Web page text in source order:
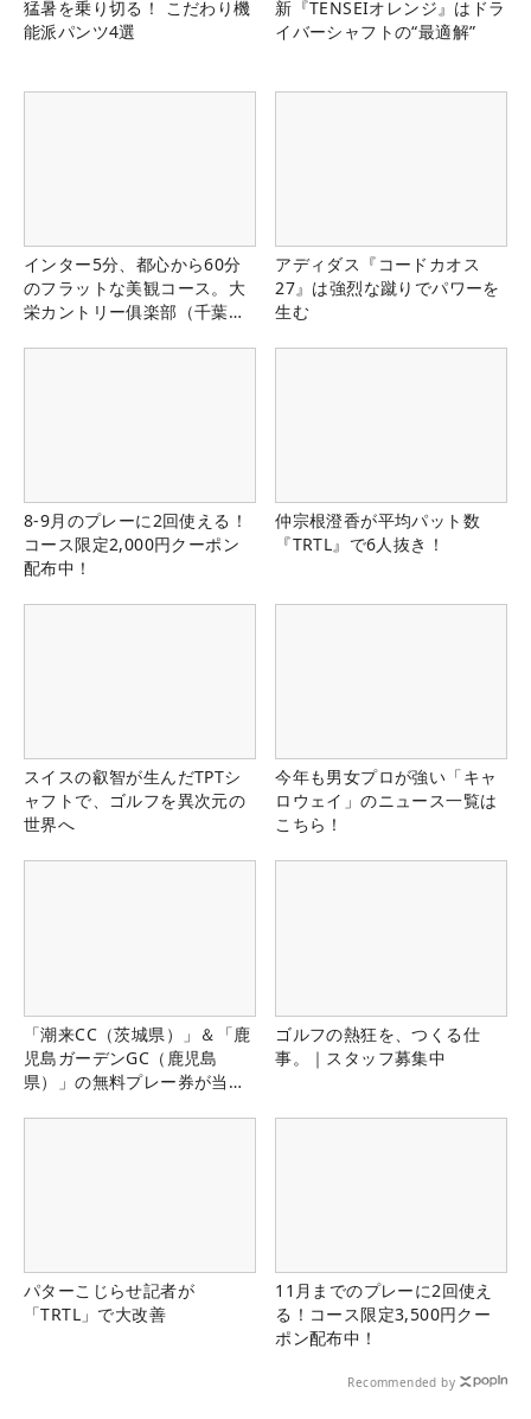
猛暑を乗り切る！ こだわり機
能派パンツ4選
新『TENSEIオレンジ』はドラ
イバーシャフトの“最適解”
インター5分、都心から60分
のフラットな美観コース。大
栄カントリー俱楽部（千葉
アディダス『コードカオス
27』は強烈な蹴りでパワーを
生む
8-9月のプレーに2回使える！
コース限定2,000円クーポン
配布中！
仲宗根澄香が平均パット数
『TRTL』で6人抜き！
スイスの叡智が生んだTPTシ
ャフトで、ゴルフを異次元の
世界へ
今年も男女プロが強い「キャ
ロウェイ」のニュース一覧は
こちら！
「潮来CC（茨城県）」＆「鹿
児島ガーデンGC（鹿児島
県）」の無料プレー券が当た
ゴルフの熱狂を、つくる仕
事。｜スタッフ募集中
パターこじらせ記者が
「TRTL」で大改善
11月までのプレーに2回使え
る！コース限定3,500円クー
ポン配布中！
Recommended by